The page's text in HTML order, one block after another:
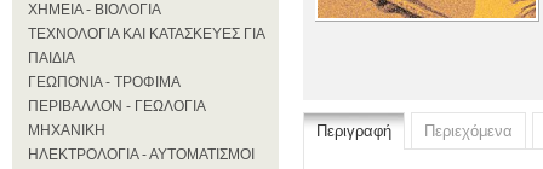
ΧΗΜΕΙΑ - ΒΙΟΛΟΓΙΑ
ΤΕΧΝΟΛΟΓΙΑ ΚΑΙ ΚΑΤΑΣΚΕΥΕΣ ΓΙΑ
ΠΑΙΔΙΑ
ΓΕΩΠΟΝΙΑ - ΤΡΟΦΙΜΑ
ΠΕΡΙΒΑΛΛΟΝ - ΓΕΩΛΟΓΙΑ
ΜΗΧΑΝΙΚΗ
ΗΛΕΚΤΡΟΛΟΓΙΑ - ΑΥΤΟΜΑΤΙΣΜΟΙ
Περιγραφή Περιεχόμενα